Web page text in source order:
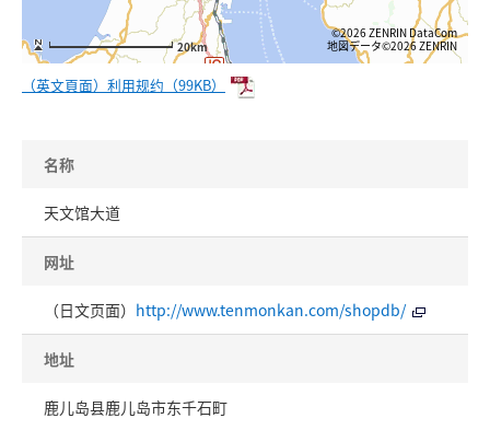
20km
©2026 ZENRIN DataCom
地図データ©2026 ZENRIN
（英文頁面）利用规约（99KB）
名称
天文馆大道
网址
（日文页面） http://www.tenmonkan.com/shopdb/
地址
鹿儿岛县鹿儿岛市东千石町